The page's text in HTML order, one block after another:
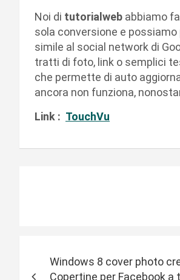
Noi di tutorialweb abbiamo
sola conversione e
simile al social network di
tratti di foto, link o semplici
che permette di auto
ancora non funziona,
Link : TouchVu
Windows 8 cover photo
Copertine per Facebook a